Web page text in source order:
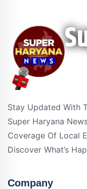
Stay Updated With
Super Haryana
Coverage Of Local
Discover What’s
Company